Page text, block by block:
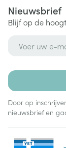
Nieuwsbrief
Blijf op de
Door op
nieuwsbrief en